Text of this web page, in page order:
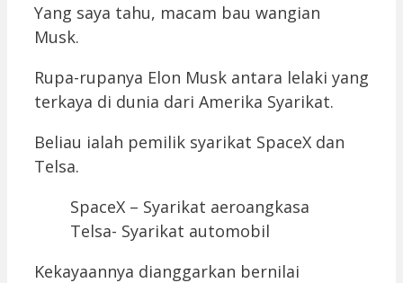
Yang saya tahu, macam bau wangian
Musk.
Rupa-rupanya Elon Musk antara lelaki yang
terkaya di dunia dari Amerika Syarikat.
Beliau ialah pemilik syarikat SpaceX dan
Telsa.
SpaceX – Syarikat aeroangkasa
Telsa- Syarikat automobil
Kekayaannya dianggarkan bernilai